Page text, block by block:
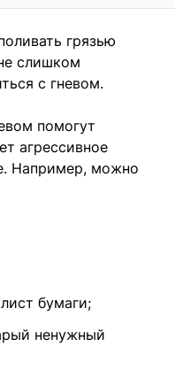
грязью
слишком
с гневом.
помогут
агрессивное
Например, можно
бумаги;
ненужный